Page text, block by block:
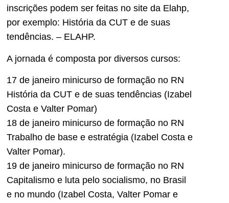
inscrições podem ser feitas no site da Elahp,
por exemplo: História da CUT e de suas
tendências. – ELAHP.
A jornada é composta por diversos cursos:
17 de janeiro minicurso de formação no RN
História da CUT e de suas tendências (Izabel
Costa e Valter Pomar)
18 de janeiro minicurso de formação no RN
Trabalho de base e estratégia (Izabel Costa e
Valter Pomar).
19 de janeiro minicurso de formação no RN
Capitalismo e luta pelo socialismo, no Brasil
e no mundo (Izabel Costa, Valter Pomar e